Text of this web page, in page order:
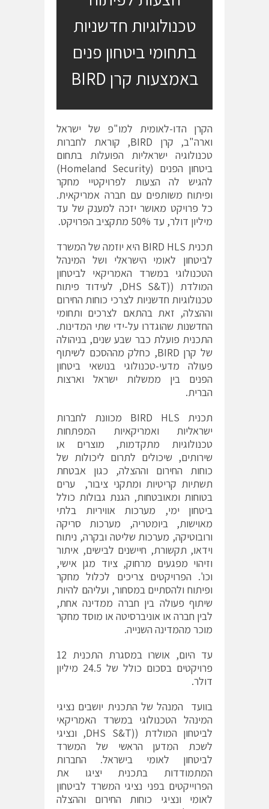
טכנולוגיות חדשניות
בתחומי ביטחון פנים
באמצעות קרן BIRD
הקרן הדו-לאומית למו"פ של ישראל
וארה"ב, קרן BIRD, קוראת לחברות
טכנולוגיה ישראליות הפועלות בתחום
ביטחון הפנים (Homeland Security)
להגיש לה הצעות לפרויקטיי מחקר
ופיתוח משותפים עם חברה אמריקאית.
כל פרויקט מאושר יזכה למענק של עד
מיליון דולר, עד 50% מתקציב הפרויקט.
תכנית BIRD HLS היא יוזמה של המשרד
לביטחון לאומי הישראלי ושל המינהל
הטכנולוגי במשרד האמריקאי לביטחון
המולדת ((DHS S&T, לעידוד פיתוח
טכנולוגיות חדשניות לצרכי כוחות החירום
וההצלה, זאת בהתאם לצרכים ותחומי
החדשנות שהוגדרו על-ידי שתי המדינות.
התכנית פועלת כבר שבע שנים, בניהולה
של קרן BIRD, כחלק מההסכם לשיתוף
פעולה מדעי-טכנולוגי בנושאי ביטחון
הפנים בין ממשלות ישראל וארצות
הברית.
תכנית BIRD HLS מכוונת לחברות
ישראליות ואמריקאיות המפתחות
טכנולוגיות מתקדמות, מוצרים או
שירותים, שיכולים לתרום ליכולות של
כוחות החירום וההצלה, כגון אבטחת
תשתיות קריטיות ומתקני ציבור, ערים
בטוחות ומאובטחות, הגנת גבולות כולל
ביטחון ימי, מערכות אוויריות בלתי
מאוישות, ביומטריה, מערכות סריקה
ורובוטיקה, מערכות שליטה ובקרה, ניתוח
וידאו, תקשורת, חיישנים לבישים, איתור
וזיהוי מפגעים מרחוק, ציוד מגן אישי,
וכו'. הפרויקטים צריכים לכלול מחקר
ופיתוח ולהסתיים במסחור, ועליהם להיות
שיתוף פעולה בין חברה ממדינה אחת,
לבין חברה או אוניברסיטה או מוסד מחקר
מוכר מהמדינה השנייה.
עד היום, אושרו במסגרת התכנית 12
פרויקטים בסכום כולל של 24.5 מיליון
דולר.
בוועד המנהל של התכנית יושבים נציגי
המינהל הטכנולוגי במשרד האמריקאי
לביטחון המולדת ((DHS S&T, ונציגי
לשכת המדען הראשי של המשרד
לביטחון לאומי בישראל. החברות
המתמודדות בתכנית יציגו את
הפרוייקטים בפני נציגי המשרד לביטחון
לאומי ונציגי כוחות החירום וההצלה